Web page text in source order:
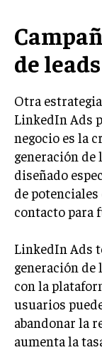
FINANZAS
GESTIÓN
de leads
Otra
LinkedIn Ads
negocio es la
generación de
diseñado
de
contacto para
LinkedIn Ads
generación de
con la
usuarios
abandonar la
aumenta la